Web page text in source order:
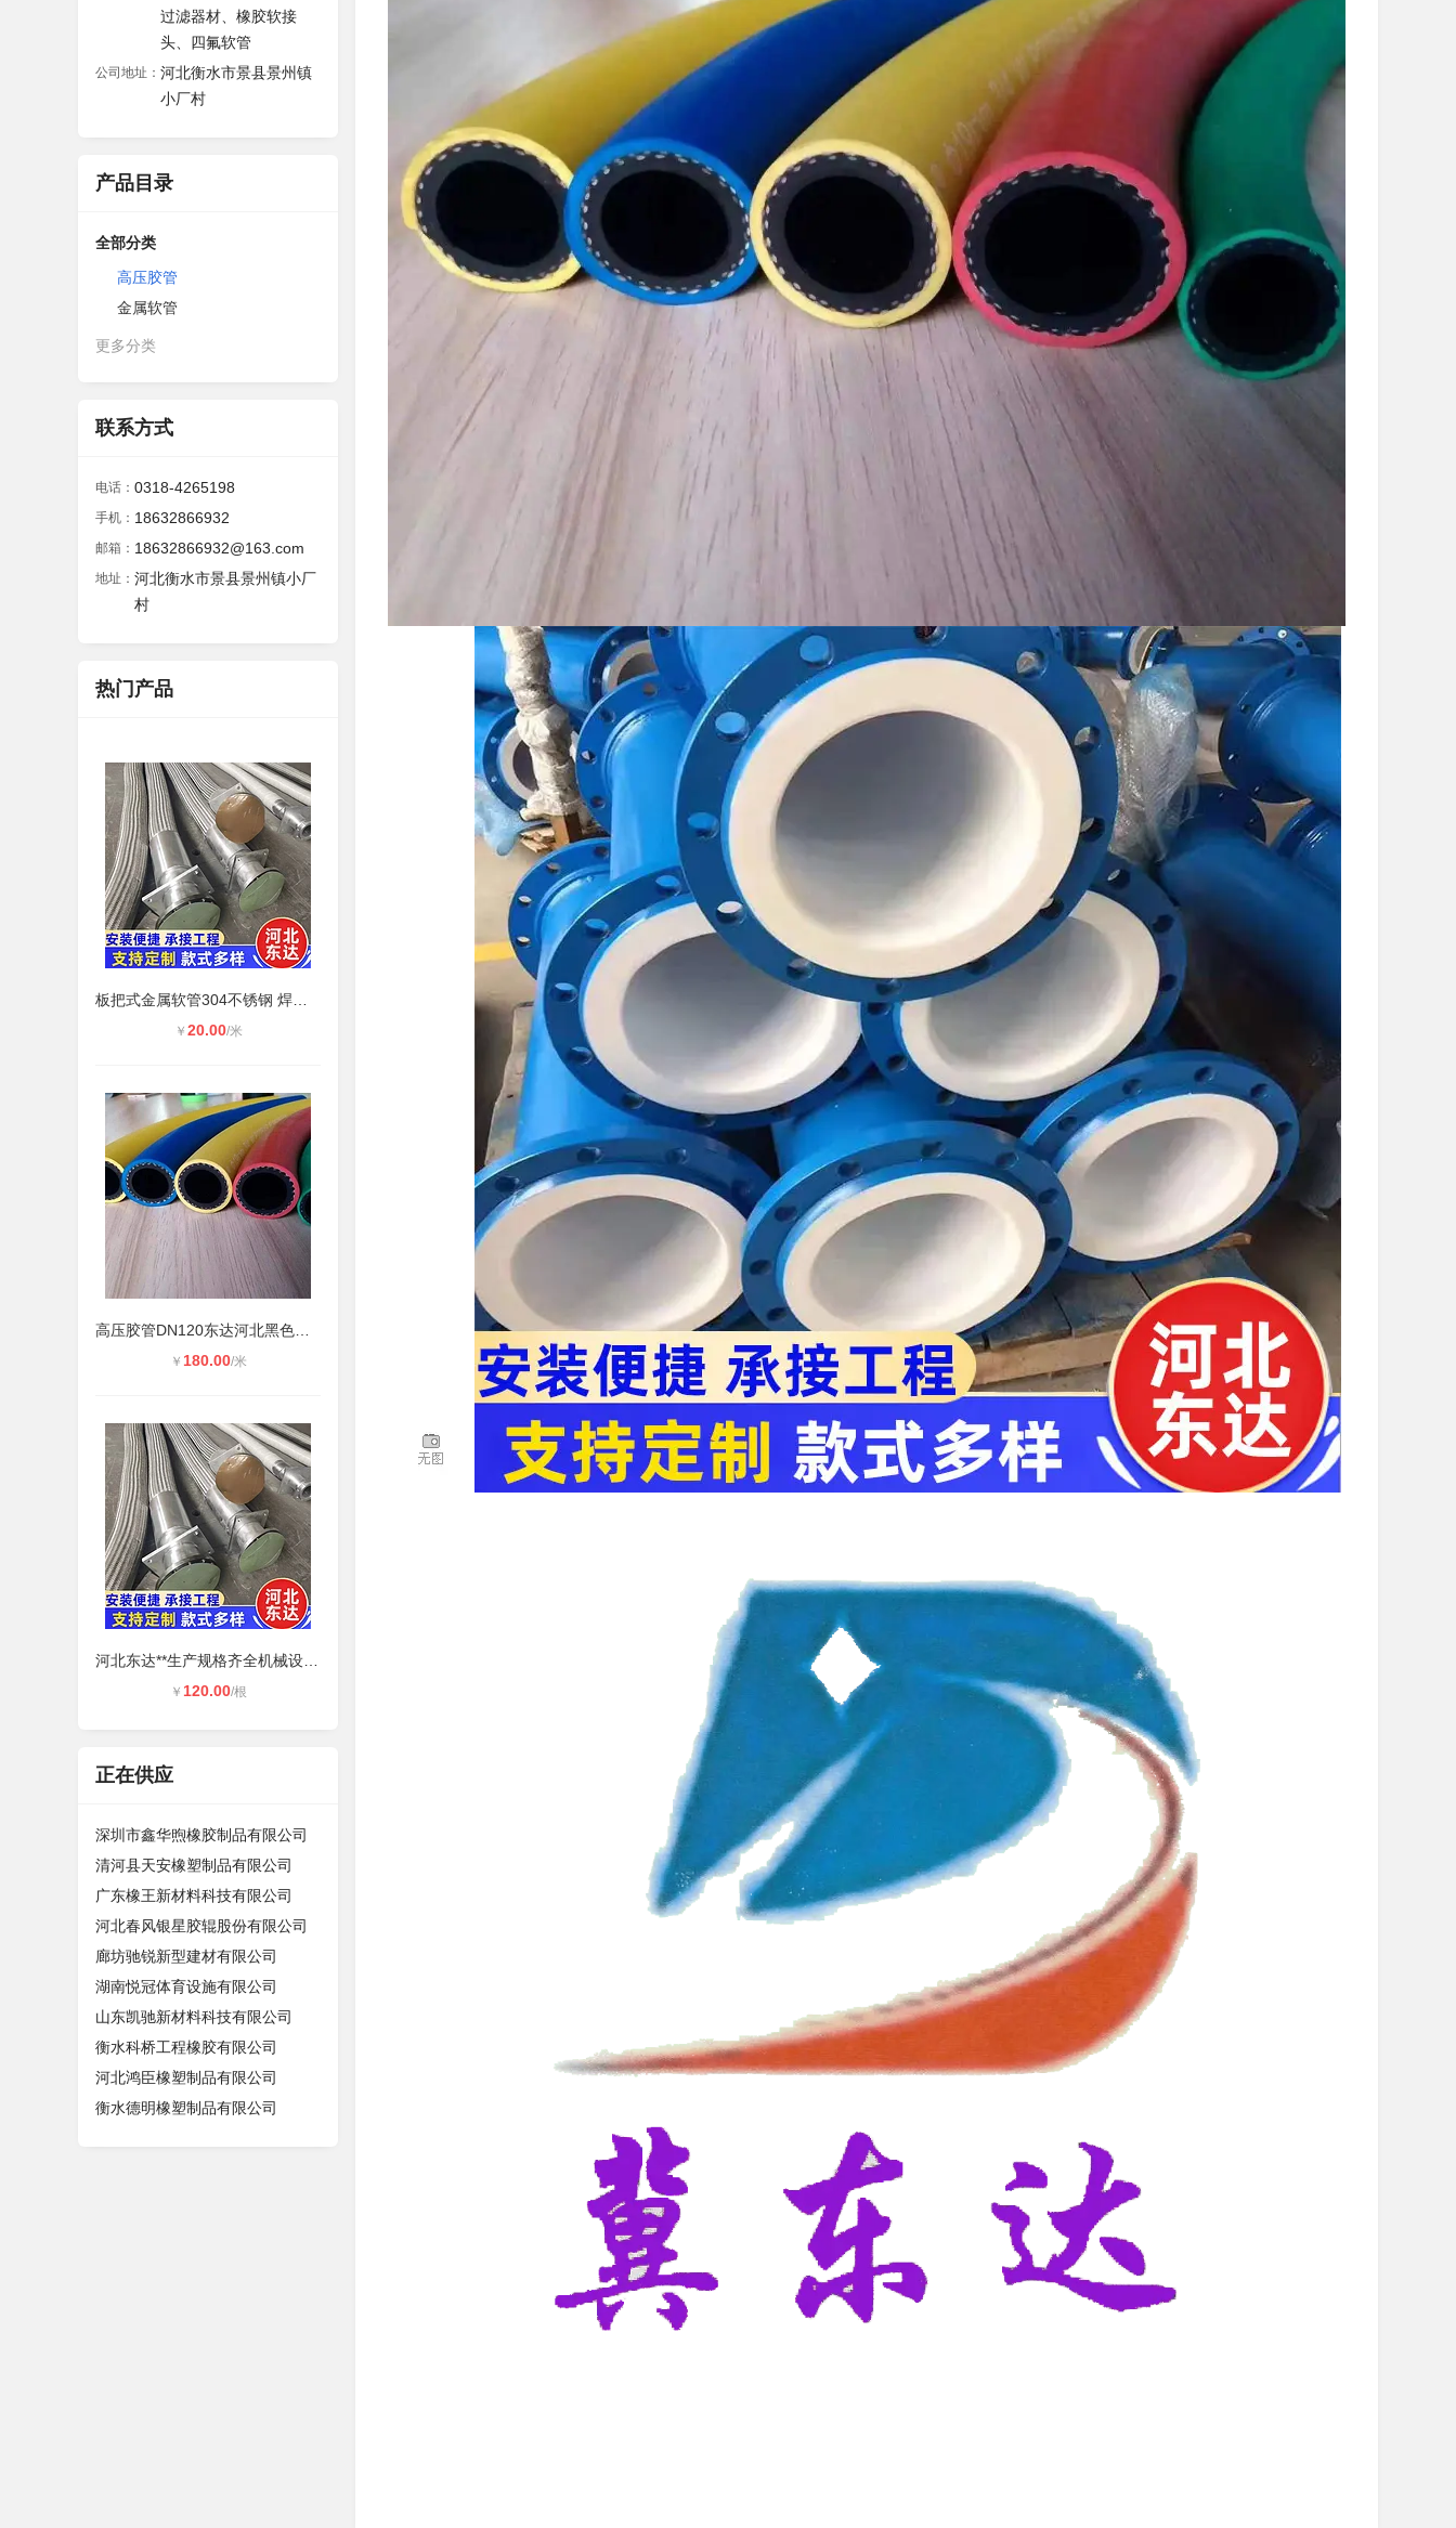
过滤器材、橡胶软接
头、四氟软管
公司地址： 河北衡水市景县景州镇
小厂村
产品目录
全部分类
高压胶管
金属软管
更多分类
联系方式
电话： 0318-4265198
手机： 18632866932
邮箱： 18632866932@163.com
地址： 河北衡水市景县景州镇小厂
村
热门产品
￥ 20.00/米
￥ 180.00/米
￥ 120.00/根
正在供应
深圳市鑫华煦橡胶制品有限公司
清河县天安橡塑制品有限公司
广东橡王新材料科技有限公司
河北春风银星胶辊股份有限公司
廊坊驰锐新型建材有限公司
湖南悦冠体育设施有限公司
山东凯驰新材料科技有限公司
衡水科桥工程橡胶有限公司
河北鸿臣橡塑制品有限公司
衡水德明橡塑制品有限公司